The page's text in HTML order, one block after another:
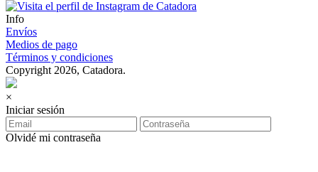
Info
Envíos
Medios de pago
Términos y condiciones
Copyright 2026, Catadora.
×
Iniciar sesión
Olvidé mi contraseña